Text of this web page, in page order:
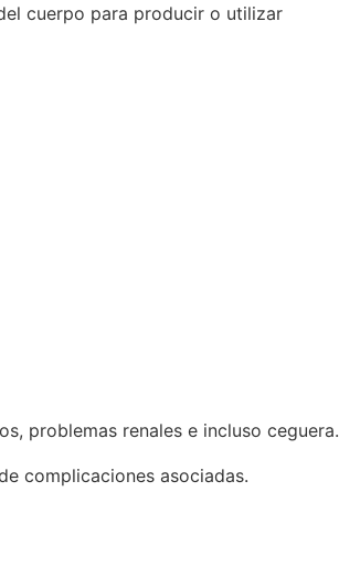
cuerpo para producir o utilizar
problemas renales e incluso ceguera.
complicaciones asociadas.